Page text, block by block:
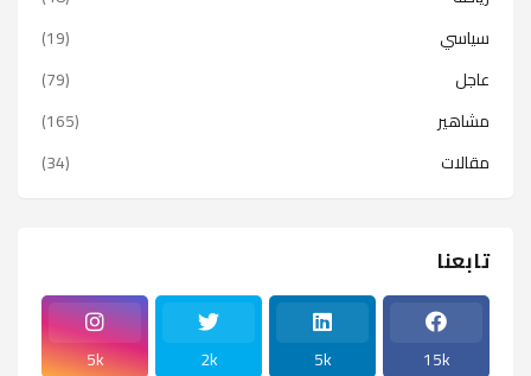
سياسي
(19)
عاجل
(79)
مشاهير
(165)
مقالات
(34)
تابعنا
15k
5k
2k
5k